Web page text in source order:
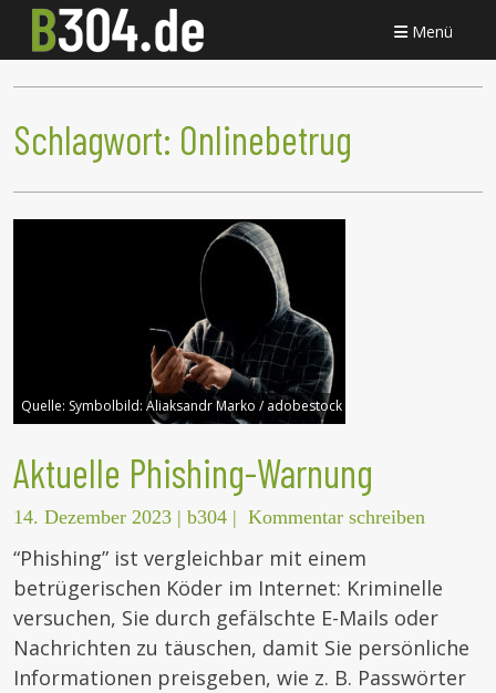
Menü
Schlagwort: Onlinebetrug
Quelle: Symbolbild: Aliaksandr Marko / adobestock
Aktuelle Phishing-Warnung
14. Dezember 2023 | b304 | Kommentar schreiben
“Phishing” ist vergleichbar mit einem
betrügerischen Köder im Internet: Kriminelle
versuchen, Sie durch gefälschte E-Mails oder
Nachrichten zu täuschen, damit Sie persönliche
Informationen preisgeben, wie z. B. Passwörter